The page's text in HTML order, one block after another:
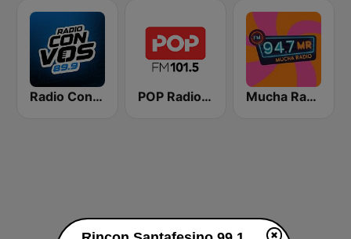
Radio Con Vos 89.9 POP Radio 101.5 Mucha Radio 94.7 FM